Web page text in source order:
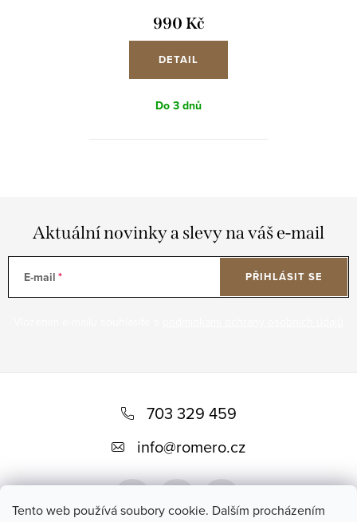
Tento web používá soubory cookie. Dalším procházením
990 Kč
DETAIL
Do 3 dnů
Aktuální novinky a slevy na váš e-mail
E-mail PŘIHLÁSIT SE
t
703 329 459
info@romero.cz